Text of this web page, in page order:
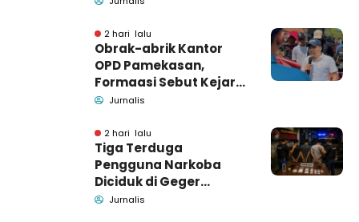
2 hari lalu
Obrak-abrik Kantor
OPD Pamekasan,
Formaasi Sebut Kejari
Pamekasan
Jurnalis
2 hari lalu
Tiga Terduga
Pengguna Narkoba
Diciduk di Geger
Bangkalan, Polisi Masih
Jurnalis